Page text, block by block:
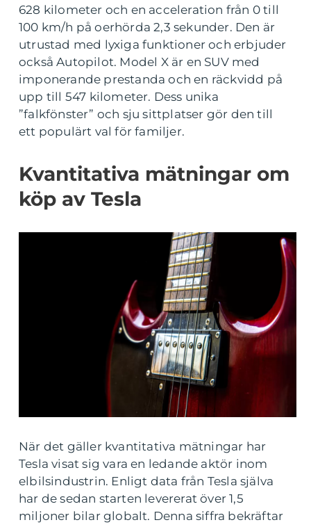
628 kilometer och en acceleration från 0 till
100 km/h på oerhörda 2,3 sekunder. Den är
utrustad med lyxiga funktioner och erbjuder
också Autopilot. Model X är en SUV med
imponerande prestanda och en räckvidd på
upp till 547 kilometer. Dess unika
”falkfönster” och sju sittplatser gör den till
ett populärt val för familjer.
Kvantitativa mätningar om
köp av Tesla
När det gäller kvantitativa mätningar har
Tesla visat sig vara en ledande aktör inom
elbilsindustrin. Enligt data från Tesla själva
har de sedan starten levererat över 1,5
miljoner bilar globalt. Denna siffra bekräftar